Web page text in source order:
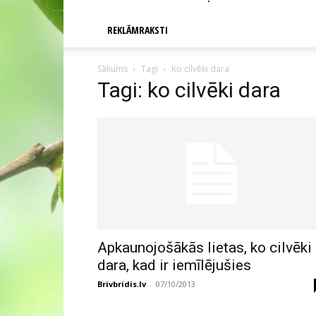
REKLĀMRAKSTI
Sākums Tagi Ko cilvēki dara
Tagi: ko cilvēki dara
Apkaunojošākās lietas, ko cilvēki
dara, kad ir iemīlējušies
Brivbridis.lv - 07/10/2013